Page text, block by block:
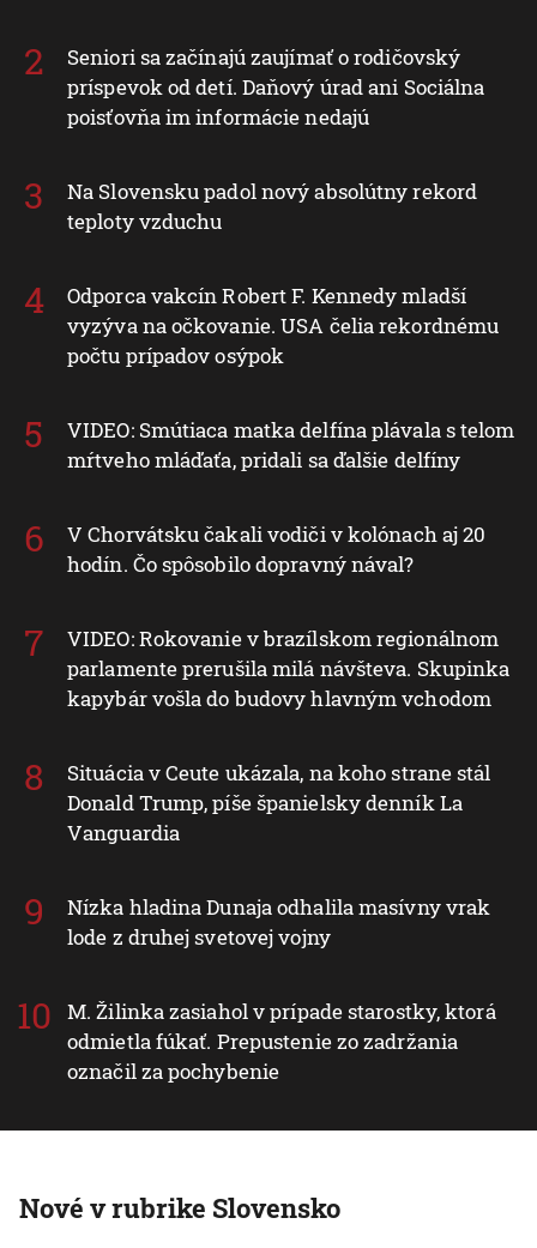
Seniori sa začínajú zaujímať o rodičovský
príspevok od detí. Daňový úrad ani Sociálna
poisťovňa im informácie nedajú
Na Slovensku padol nový absolútny rekord
teploty vzduchu
Odporca vakcín Robert F. Kennedy mladší
vyzýva na očkovanie. USA čelia rekordnému
počtu prípadov osýpok
VIDEO: Smútiaca matka delfína plávala s telom
mŕtveho mláďaťa, pridali sa ďalšie delfíny
V Chorvátsku čakali vodiči v kolónach aj 20
hodín. Čo spôsobilo dopravný nával?
VIDEO: Rokovanie v brazílskom regionálnom
parlamente prerušila milá návšteva. Skupinka
kapybár vošla do budovy hlavným vchodom
Situácia v Ceute ukázala, na koho strane stál
Donald Trump, píše španielsky denník La
Vanguardia
Nízka hladina Dunaja odhalila masívny vrak
lode z druhej svetovej vojny
M. Žilinka zasiahol v prípade starostky, ktorá
odmietla fúkať. Prepustenie zo zadržania
označil za pochybenie
Nové v rubrike Slovensko